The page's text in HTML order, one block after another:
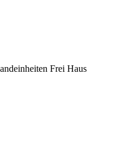
Frei Haus